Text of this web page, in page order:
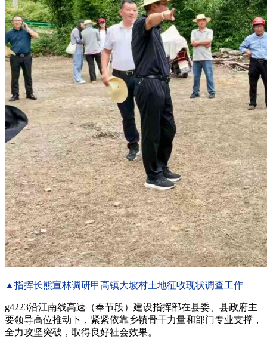
▲指挥长熊宣林调研甲高镇大坡村土地征收现状调查工作
g4223沿江南线高速（奉节段）建设指挥部在县委、县政府主
要领导高位推动下，紧紧依靠乡镇骨干力量和部门专业支撑，
全力攻坚突破，取得良好社会效果。